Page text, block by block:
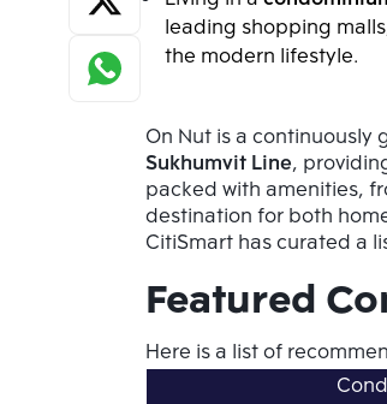
leading shopping
the modern lifestyle.
On Nut is a
Sukhumvit Line,
packed with amenities,
destination for both
CitiSmart has curated a
Featured
Here is a list of